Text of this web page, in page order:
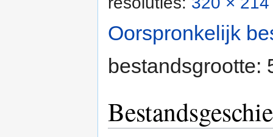
Oorspronkelijk
bestandsgrootte: